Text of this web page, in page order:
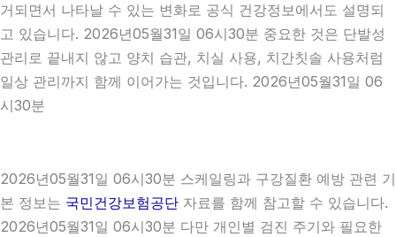
거되면서 나타날 수 있는 변화로 공식 건강정보에서도 설명되
고 있습니다. 2026년05월31일 06시30분 중요한 것은 단발성
관리로 끝내지 않고 양치 습관, 치실 사용, 치간칫솔 사용처럼
일상 관리까지 함께 이어가는 것입니다. 2026년05월31일 06
시30분
2026년05월31일 06시30분 스케일링과 구강질환 예방 관련 기
본 정보는 국민건강보험공단 자료를 함께 참고할 수 있습니다.
2026년05월31일 06시30분 다만 개인별 검진 주기와 필요한